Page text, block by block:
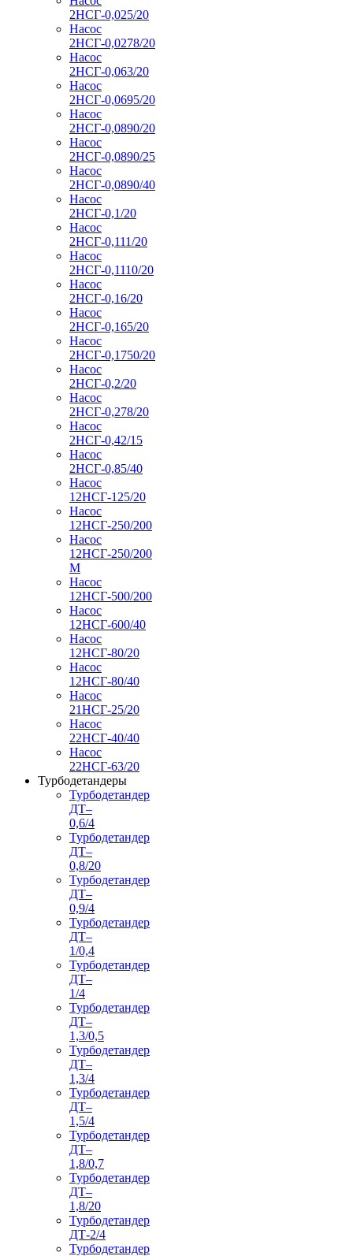
2НСГ-0,025/20
Насос
2НСГ-0,0278/20
Насос
2НСГ-0,063/20
Насос
2НСГ-0,0695/20
Насос
2НСГ-0,0890/20
Насос
2НСГ-0,0890/25
Насос
2НСГ-0,0890/40
Насос
2НСГ-0,1/20
Насос
2НСГ-0,111/20
Насос
2НСГ-0,1110/20
Насос
2НСГ-0,16/20
Насос
2НСГ-0,165/20
Насос
2НСГ-0,1750/20
Насос
2НСГ-0,2/20
Насос
2НСГ-0,278/20
Насос
2НСГ-0,42/15
Насос
2НСГ-0,85/40
Насос
12НСГ-125/20
Насос
12НСГ-250/200
Насос
12НСГ-250/200
М
Насос
12НСГ-500/200
Насос
12НСГ-600/40
Насос
12НСГ-80/20
Насос
12НСГ-80/40
Насос
21НСГ-25/20
Насос
22НСГ-40/40
Насос
22НСГ-63/20
Турбодетандеры
Турбодетандер
ДТ–
0,6/4
Турбодетандер
ДТ–
0,8/20
Турбодетандер
ДТ–
0,9/4
Турбодетандер
ДТ–
1/0,4
Турбодетандер
ДТ–
1/4
Турбодетандер
ДТ–
1,3/0,5
Турбодетандер
ДТ–
1,3/4
Турбодетандер
ДТ–
1,5/4
Турбодетандер
ДТ–
1,8/0,7
Турбодетандер
ДТ–
1,8/20
Турбодетандер
ДТ-2/4
Турбодетандер